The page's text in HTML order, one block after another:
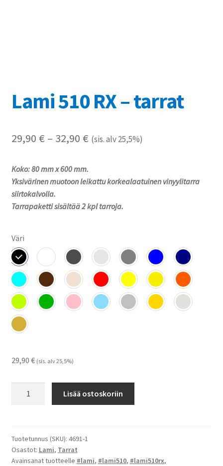
Teollisuus & Kiinteistö
Toimitusehdot
Värikartta
Kassa
Lami 510 RX – tarrat
29,90 € – 32,90 €Hintaluokka:
-
(sis. alv 25,5%)
Koko: 80 mm x 600 mm.
Yksivärinen muotoon leikattu korkealaatuinen vinyylitarra
siirtokalvolla.
Tarrapaketti sisältää 2 kpl tarroja.
Väri
29,90 € (sis. alv 25,5%)
tarrat
määrä
Lisää ostoskoriin
Tuotetunnus (SKU): 4691-1
Osastot: Lami, Tarrat
Avainsanat tuotteelle #lami, #lami510, #lami510rx,